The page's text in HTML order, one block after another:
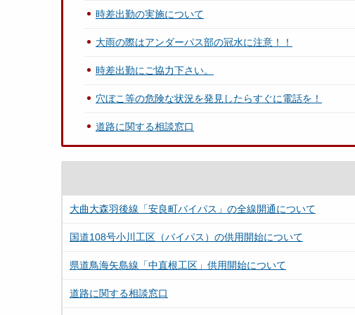
時差出勤の実施について
大雨の際はアンダーパス部の冠水に注意！！
時差出勤にご協力下さい。
穴ぼこ等の危険な状況を発見したらすぐに電話を！
道路に関する相談窓口
大曲大森羽後線「安良町バイパス」の全線開通について
国道108号小川工区（バイパス）の供用開始について
県道鳥海矢島線「中直根工区」供用開始について
道路に関する相談窓口